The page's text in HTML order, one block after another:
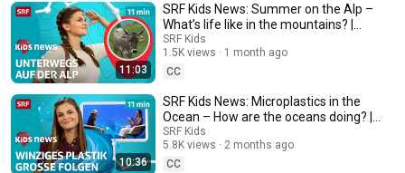
11:03
SRF Kids News: Summer on the Alp –
What’s life like in the mountains? |
News for kids
SRF Kids
1.5K views
1 month ago
CC
10:36
SRF Kids News: Microplastics in the
Ocean – How are the oceans doing? |
News for kids
SRF Kids
5.8K views
2 months ago
CC